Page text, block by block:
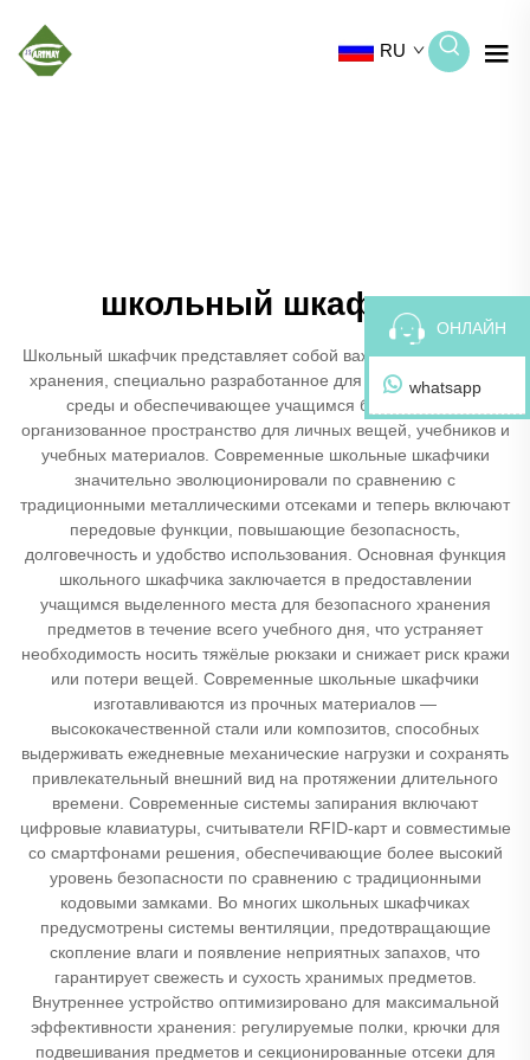
RU
школьный шкафчик
Школьный шкафчик представляет собой важное решение для
хранения, специально разработанное для образовательной
среды и обеспечивающее учащимся безопасное и
организованное пространство для личных вещей, учебников и
учебных материалов. Современные школьные шкафчики
значительно эволюционировали по сравнению с
традиционными металлическими отсеками и теперь включают
передовые функции, повышающие безопасность,
долговечность и удобство использования. Основная функция
школьного шкафчика заключается в предоставлении
учащимся выделенного места для безопасного хранения
предметов в течение всего учебного дня, что устраняет
необходимость носить тяжёлые рюкзаки и снижает риск кражи
или потери вещей. Современные школьные шкафчики
изготавливаются из прочных материалов —
высококачественной стали или композитов, способных
выдерживать ежедневные механические нагрузки и сохранять
привлекательный внешний вид на протяжении длительного
времени. Современные системы запирания включают
цифровые клавиатуры, считыватели RFID-карт и совместимые
со смартфонами решения, обеспечивающие более высокий
уровень безопасности по сравнению с традиционными
кодовыми замками. Во многих школьных шкафчиках
предусмотрены системы вентиляции, предотвращающие
скопление влаги и появление неприятных запахов, что
гарантирует свежесть и сухость хранимых предметов.
Внутреннее устройство оптимизировано для максимальной
эффективности хранения: регулируемые полки, крючки для
подвешивания предметов и секционированные отсеки для
ОНЛАЙН
whatsapp